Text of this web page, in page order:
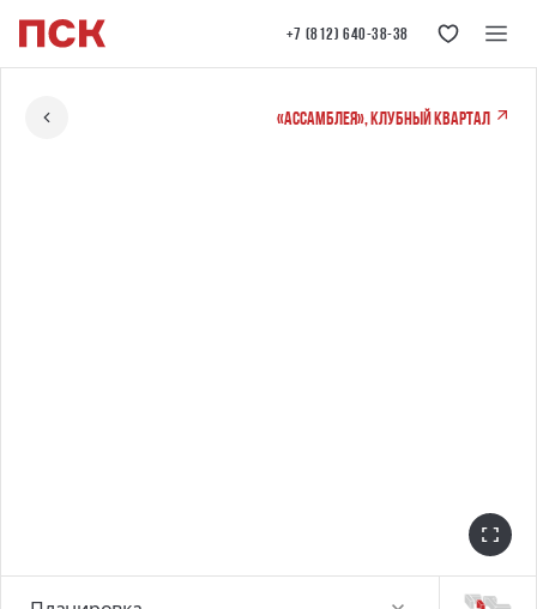
+7 (812) 640-38-38
«Ассамблея», клубный квартал